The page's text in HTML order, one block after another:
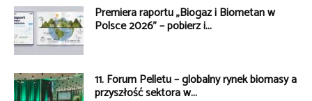
Premiera raportu „Biogaz i Biometan w
Polsce 2026” – pobierz i...
11. Forum Pelletu – globalny rynek biomasy a
przyszłość sektora w...